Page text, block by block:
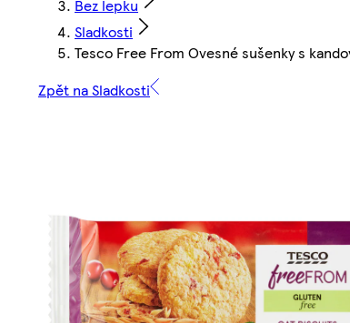
Bez lepku
Sladkosti
Tesco Free From Ovesné sušenky s
Zpět na Sladkosti